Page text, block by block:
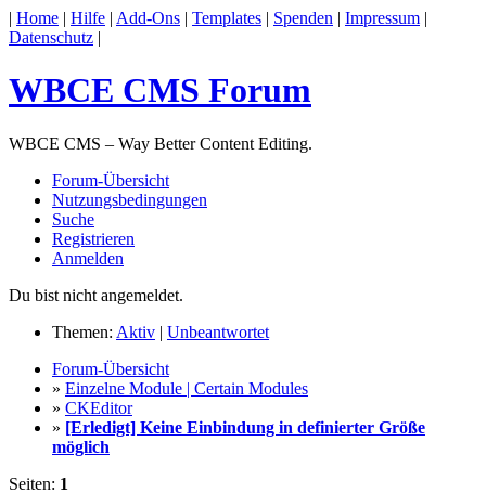
| Home | Hilfe | Add-Ons | Templates | Spenden | Impressum |
Datenschutz |
WBCE CMS Forum
WBCE CMS – Way Better Content Editing.
Forum-Übersicht
Nutzungsbedingungen
Suche
Registrieren
Anmelden
Du bist nicht angemeldet.
Themen: Aktiv | Unbeantwortet
Forum-Übersicht
» Einzelne Module | Certain Modules
» CKEditor
» [Erledigt] Keine Einbindung in definierter Größe
möglich
Seiten: 1